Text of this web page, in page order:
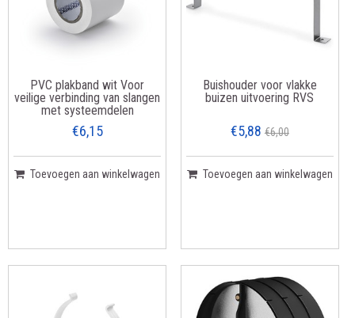
PVC plakband wit Voor
veilige verbinding van slangen
met systeemdelen
€6,15
Toevoegen aan winkelwagen
Buishouder voor vlakke
buizen uitvoering RVS
€5,88 €6,00
Toevoegen aan winkelwagen